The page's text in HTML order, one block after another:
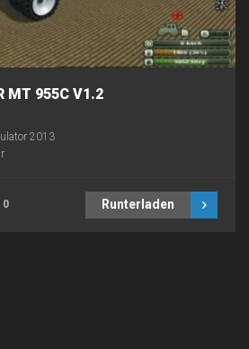
MT 955C V1.2
2013
0 Runterladen